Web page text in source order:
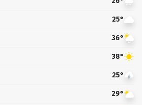
25°
36°
38°
25°
29°